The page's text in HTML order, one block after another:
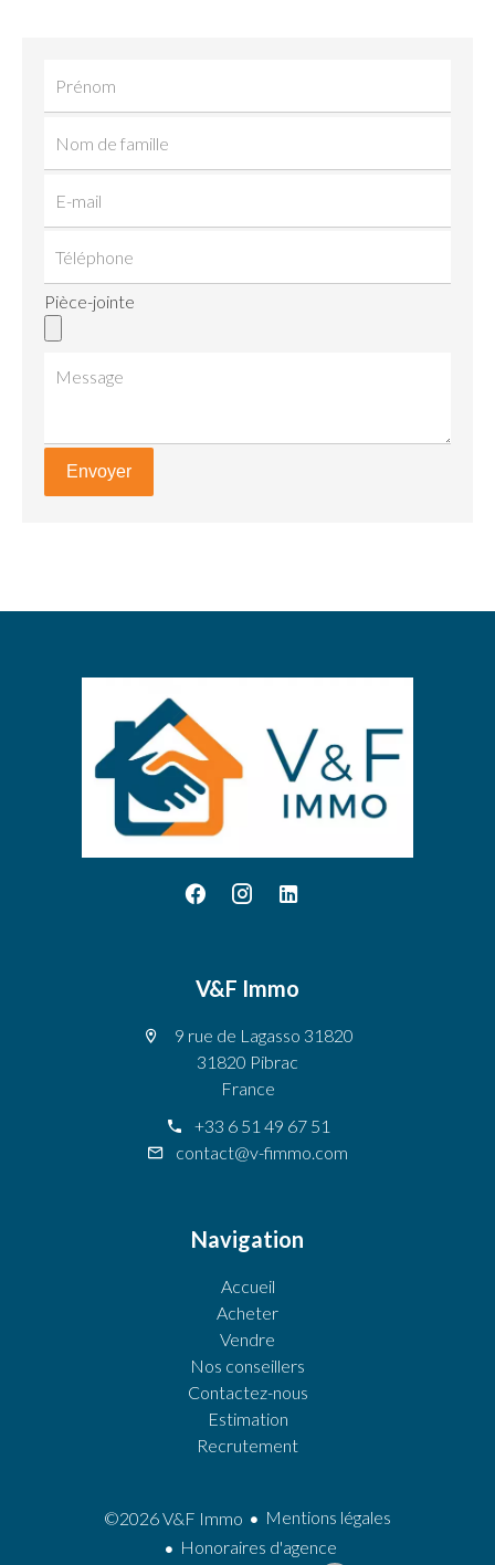
Pièce-jointe
Envoyer
V&F Immo
9 rue de Lagasso 31820
31820 Pibrac
France
+33 6 51 49 67 51
contact@v-fimmo.com
Navigation
Accueil
Acheter
Vendre
Nos conseillers
Contactez-nous
Estimation
Recrutement
©2026 V&F Immo
Mentions légales
Honoraires d'agence